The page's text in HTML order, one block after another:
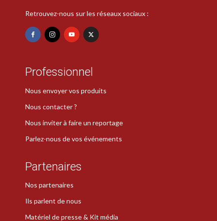
Retrouvez-nous sur les réseaux sociaux :
Professionnel
Nous envoyer vos produits
Nous contacter ?
Nous inviter à faire un reportage
Parlez-nous de vos événements
Partenaires
Nos partenaires
Ils parlent de nous
Matériel de presse & Kit média